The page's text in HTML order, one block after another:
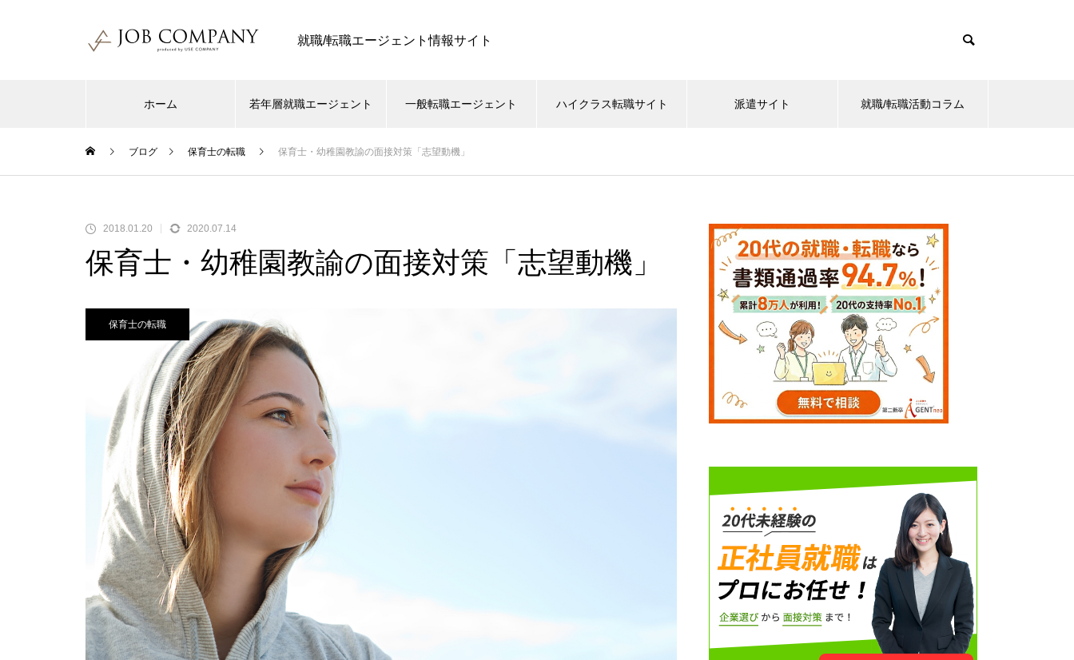
就職/転職エージェント情報サイト
ホーム 若年層就職エージェント 一般転職エージェント ハイクラス転職サイト 派遣サイト 就職/転職活動コラム
ブログ 保育士の転職 保育士・幼稚園教諭の面接対策「志望動機」
2018.01.20 2020.07.14
保育士・幼稚園教諭の面接対策「志望動機」
保育士の転職